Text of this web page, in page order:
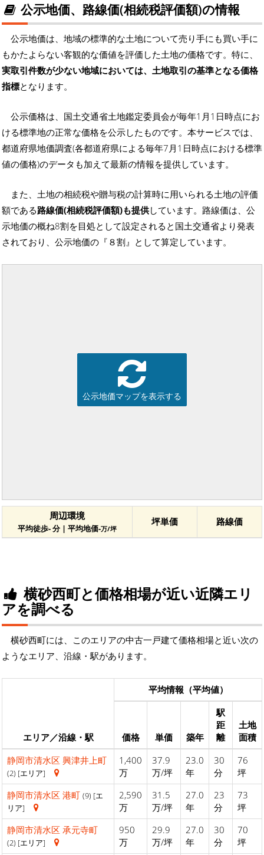
公示地価、路線価(相続税評価額)の情報
公示地価は、地域の標準的な土地について売り手にも買い手に
もかたよらない客観的な価値を評価した土地の価格です。特に、
実取引件数が少ない地域においては、土地取引の基準となる価格
指標となります。
公示価格は、国土交通省土地鑑定委員会が毎年1月1日時点にお
ける標準地の正常な価格を公示したものです。本サービスでは、
都道府県地価調査(各都道府県による毎年7月1日時点における標準
値の価格)のデータも加えて最新の情報を提供しています。
また、土地の相続税や贈与税の計算時に用いられる土地の評価
額である路線価(相続税評価額)も提供しています。路線価は、公
示地価の概ね8割を目処として設定されると国土交通省より発表
されており、公示地価の『８割』として算定しています。
公示地価マップを表示する
周辺環境
平均徒歩- 分 | 平均地価-万/坪
坪単価 路線価
横砂西町と価格相場が近い近隣エリ
アを調べる
横砂西町には、このエリアの中古一戸建て価格相場と近い次の
ようなエリア、沿線・駅があります。
エリア／沿線・駅
平均情報（平均値）
価格 単価 築年
駅
距
離
土地
面積
静岡市清水区 興津井上町
(2) [エリア]
1,400
万
37.9
万/坪
23.0
年
30
分
76
坪
静岡市清水区 港町 (9) [エ
リア]
2,590
万
31.5
万/坪
27.0
年
23
分
73
坪
静岡市清水区 承元寺町
(2) [エリア]
950
万
29.9
万/坪
27.0
年
30
分
70
坪